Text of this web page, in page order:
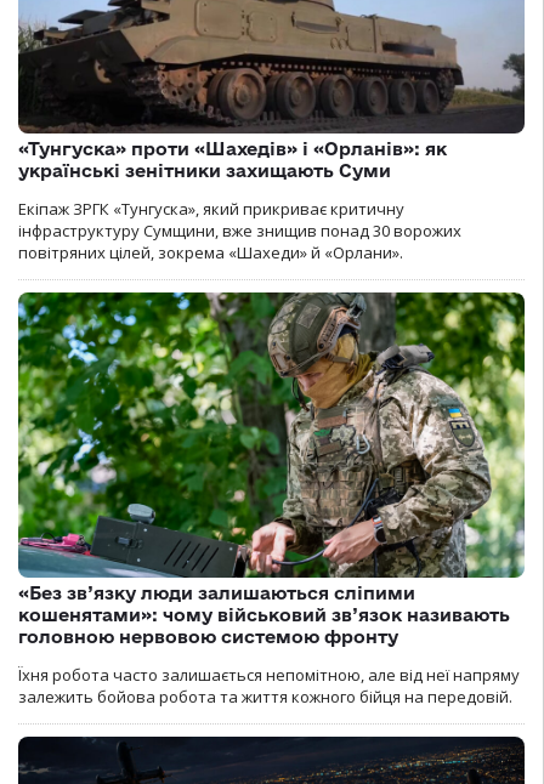
«Тунгуска» проти «Шахедів» і «Орланів»: як
українські зенітники захищають Суми
Екіпаж ЗРГК «Тунгуска», який прикриває критичну
інфраструктуру Сумщини, вже знищив понад 30 ворожих
повітряних цілей, зокрема «Шахеди» й «Орлани».
«Без зв’язку люди залишаються сліпими
кошенятами»: чому військовий зв’язок називають
головною нервовою системою фронту
Їхня робота часто залишається непомітною, але від неї напряму
залежить бойова робота та життя кожного бійця на передовій.